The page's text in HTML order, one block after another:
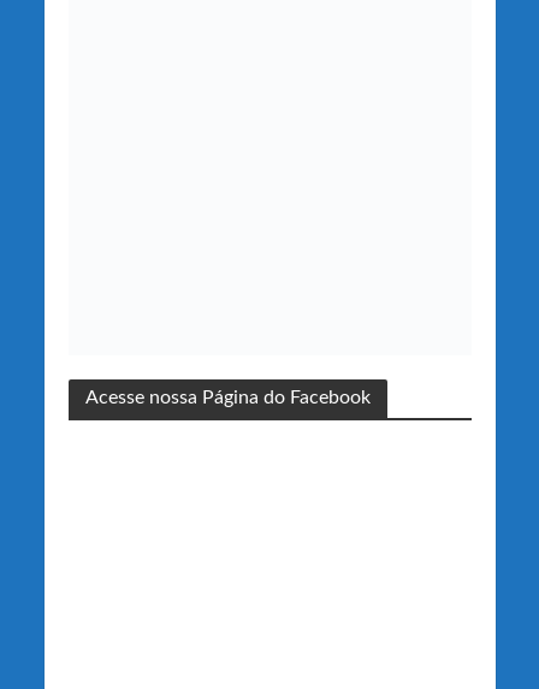
Acesse nossa Página do Facebook